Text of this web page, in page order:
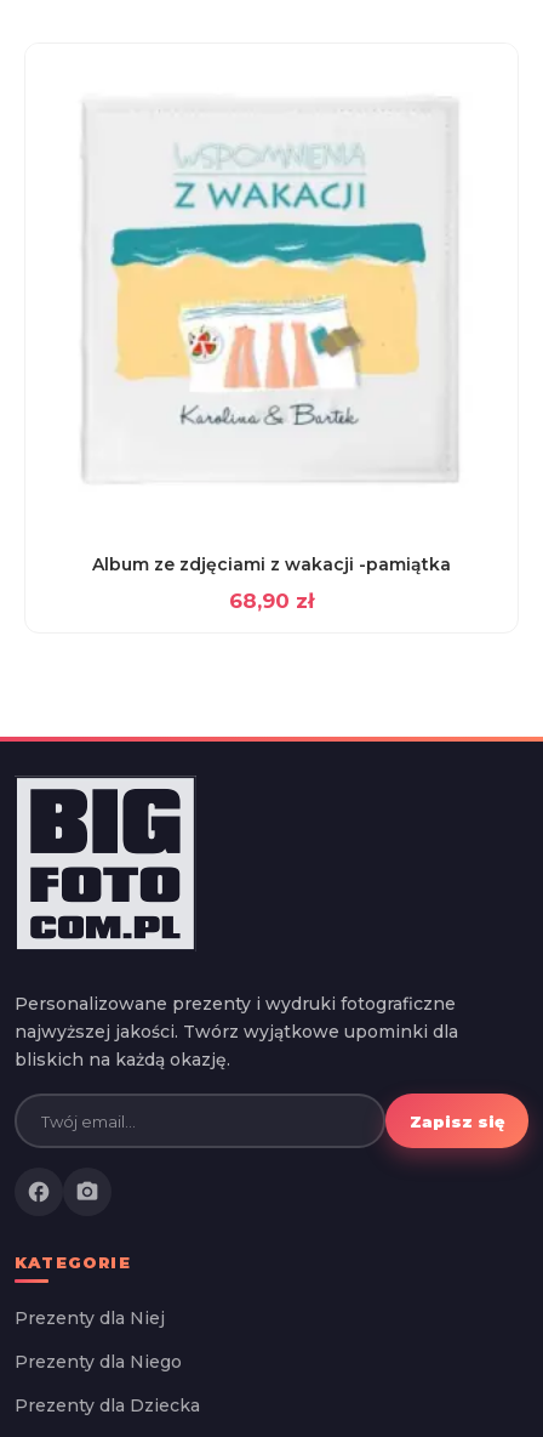
Album ze zdjęciami z wakacji -pamiątka
68,90 zł
Personalizowane prezenty i wydruki fotograficzne
najwyższej jakości. Twórz wyjątkowe upominki dla
bliskich na każdą okazję.
Zapisz się
facebook photo_camera
KATEGORIE
Prezenty dla Niej
Prezenty dla Niego
Prezenty dla Dziecka